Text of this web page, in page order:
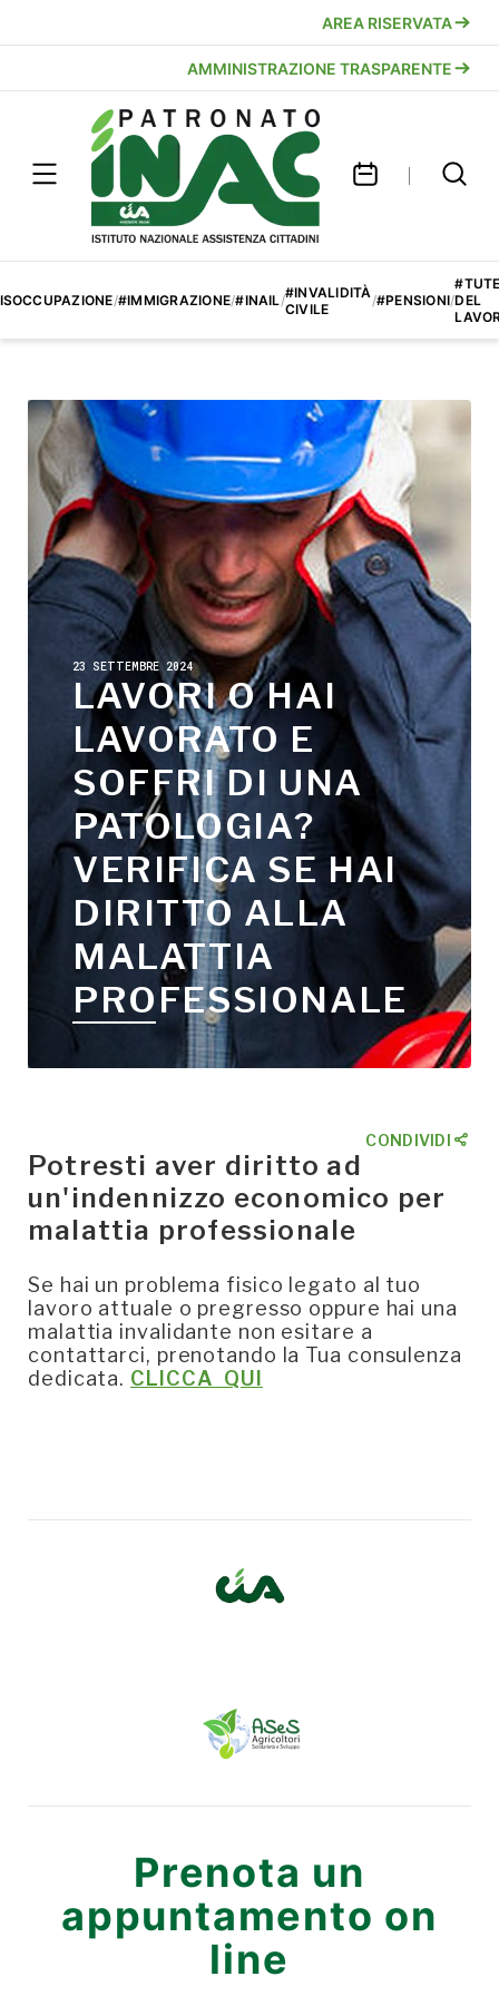
AREA RISERVATA
AMMINISTRAZIONE TRASPARENTE
/#IMMIGRAZIONE/#INAIL/#INVALIDITÀ
CIVILE
/#PENSIONI/DEL
23 SETTEMBRE 2024
LAVORI O HAI
LAVORATO E
SOFFRI DI UNA
PATOLOGIA?
VERIFICA SE HAI
DIRITTO ALLA
MALATTIA
PROFESSIONALE
CONDIVIDI
Potresti aver diritto ad
un'indennizzo economico per
malattia professionale
Se hai un problema fisico legato al tuo
lavoro attuale o pregresso oppure hai una
malattia invalidante non esitare a
contattarci, prenotando la Tua consulenza
dedicata. CLICCA QUI
Prenota un
appuntamento on
line